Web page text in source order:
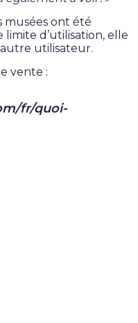
musées ont été
d’utilisation, elle
utilisateur.
vente :
fr/quoi-